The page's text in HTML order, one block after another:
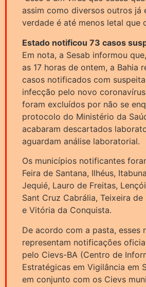
assim como diversos outros já
verdade é até menos letal que o
Estado notificou 73 casos
Em nota, a Sesab informou
as 17 horas de ontem, a Bahia
casos notificados com
infecção pelo novo
foram excluídos por não se
protocolo do Ministério da
acabaram descartados
aguardam análise laboratorial.
Os municípios notificantes
Feira de Santana, Ilhéus,
Jequié, Lauro de Freitas,
Sant Cruz Cabrália, Teixeira de
e Vitória da Conquista.
De acordo com a pasta, esses
representam notificações
pelo Cievs-BA (Centro de
Estratégicas em Vigilância em
em conjunto com os Cievs